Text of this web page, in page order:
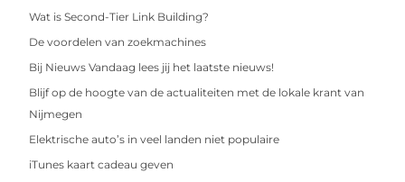
Wat is Second-Tier Link Building?
De voordelen van zoekmachines
Bij Nieuws Vandaag lees jij het laatste nieuws!
Blijf op de hoogte van de actualiteiten met de lokale krant van
Nijmegen
Elektrische auto’s in veel landen niet populaire
iTunes kaart cadeau geven